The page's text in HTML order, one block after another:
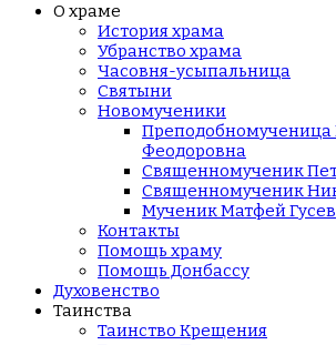
О храме
История храма
Убранство храма
Часовня-усыпальница
Святыни
Новомученики
Преподобномученица
Феодоровна
Священномученик
Священномученик
Мученик Матфей Гусев
Контакты
Помощь храму
Помощь Донбассу
Духовенство
Таинства
Таинство Крещения